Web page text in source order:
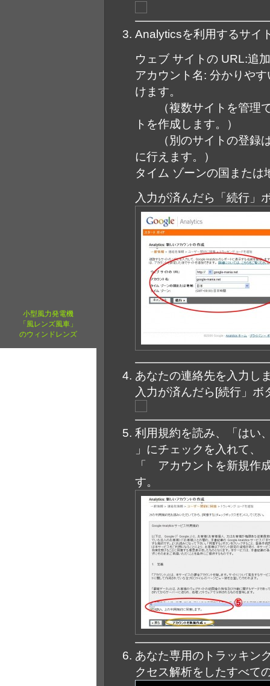
小型風力発電機
「風レンズ風車」
のウィンドレンズ
Analyticsを利用するサイ
ウェブ サイトの URL:追
アカウント名: 分かりや
けます。
（複数サイトを管理で
トを作成します。）
（別のサイトの登録は
に行えます。）
タイム ゾーンの国または
入力が済んだら「続行」
あなたの連絡先を入力し
入力が済んだら[続行」
利用規約を読み、「はい
」にチェックを入れて、
「 アカウントを新規作
す。
あなた専用のトラッキン
クセス解析をしたすべて